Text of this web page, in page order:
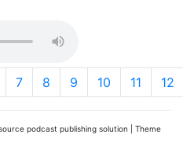
7 8 9 10 11 12
podcast publishing solution | Theme